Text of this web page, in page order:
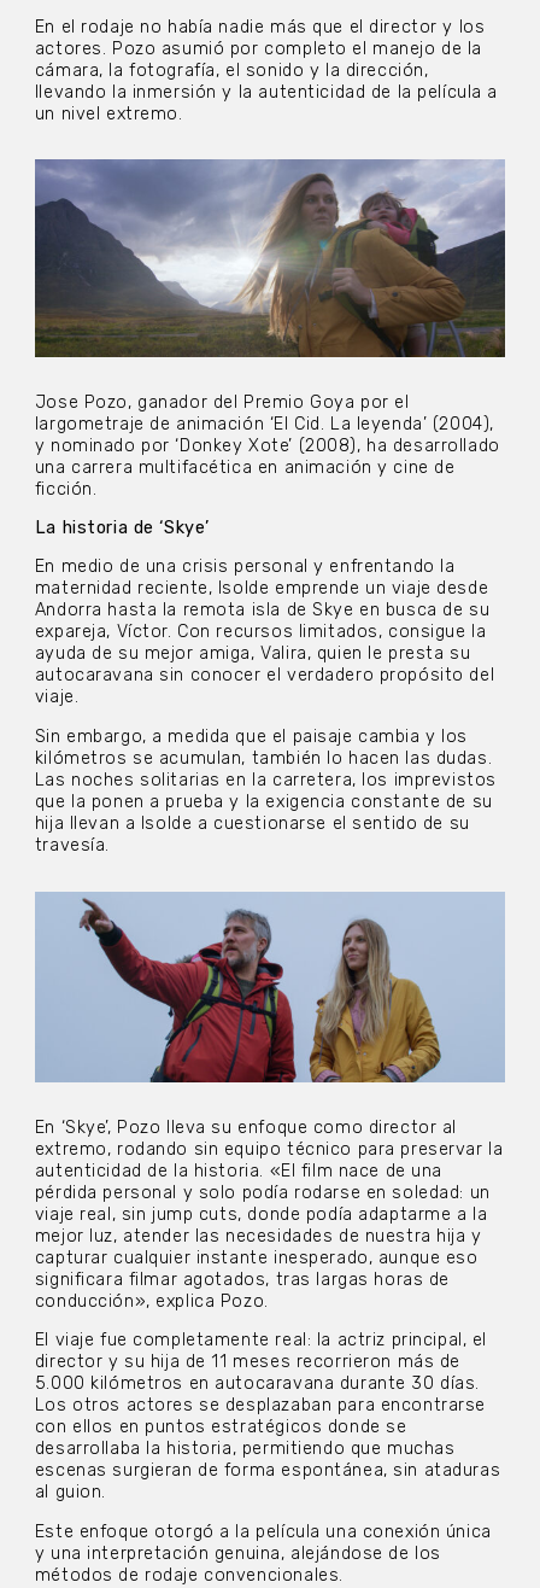
En el rodaje no había nadie más que el director y los
actores. Pozo asumió por completo el manejo de la
cámara, la fotografía, el sonido y la dirección,
llevando la inmersión y la autenticidad de la película a
un nivel extremo.
Jose Pozo, ganador del Premio Goya por el
largometraje de animación ‘El Cid. La leyenda’ (2004),
y nominado por ‘Donkey Xote’ (2008), ha desarrollado
una carrera multifacética en animación y cine de
ficción.
La historia de ‘Skye’
En medio de una crisis personal y enfrentando la
maternidad reciente, Isolde emprende un viaje desde
Andorra hasta la remota isla de Skye en busca de su
expareja, Víctor. Con recursos limitados, consigue la
ayuda de su mejor amiga, Valira, quien le presta su
autocaravana sin conocer el verdadero propósito del
viaje.
Sin embargo, a medida que el paisaje cambia y los
kilómetros se acumulan, también lo hacen las dudas.
Las noches solitarias en la carretera, los imprevistos
que la ponen a prueba y la exigencia constante de su
hija llevan a Isolde a cuestionarse el sentido de su
travesía.
En ‘Skye’, Pozo lleva su enfoque como director al
extremo, rodando sin equipo técnico para preservar la
autenticidad de la historia. «El film nace de una
pérdida personal y solo podía rodarse en soledad: un
viaje real, sin jump cuts, donde podía adaptarme a la
mejor luz, atender las necesidades de nuestra hija y
capturar cualquier instante inesperado, aunque eso
significara filmar agotados, tras largas horas de
conducción», explica Pozo.
El viaje fue completamente real: la actriz principal, el
director y su hija de 11 meses recorrieron más de
5.000 kilómetros en autocaravana durante 30 días.
Los otros actores se desplazaban para encontrarse
con ellos en puntos estratégicos donde se
desarrollaba la historia, permitiendo que muchas
escenas surgieran de forma espontánea, sin ataduras
al guion.
Este enfoque otorgó a la película una conexión única
y una interpretación genuina, alejándose de los
métodos de rodaje convencionales.